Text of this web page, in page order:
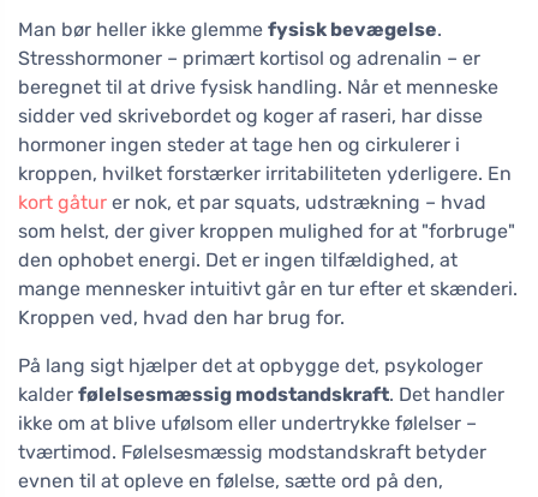
Man bør heller ikke glemme fysisk bevægelse.
Stresshormoner – primært kortisol og adrenalin – er
beregnet til at drive fysisk handling. Når et menneske
sidder ved skrivebordet og koger af raseri, har disse
hormoner ingen steder at tage hen og cirkulerer i
kroppen, hvilket forstærker irritabiliteten yderligere. En
kort gåtur er nok, et par squats, udstrækning – hvad
som helst, der giver kroppen mulighed for at "forbruge"
den ophobet energi. Det er ingen tilfældighed, at
mange mennesker intuitivt går en tur efter et skænderi.
Kroppen ved, hvad den har brug for.
På lang sigt hjælper det at opbygge det, psykologer
kalder følelsesmæssig modstandskraft. Det handler
ikke om at blive ufølsom eller undertrykke følelser –
tværtimod. Følelsesmæssig modstandskraft betyder
evnen til at opleve en følelse, sætte ord på den,